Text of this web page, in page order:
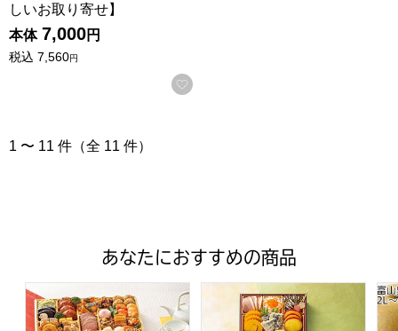
しいお取り寄せ】
本体 7,000円
税込 7,560円
お気に入りに登録する
1 〜 11 件（全 11 件）
あなたにおすすめの商品
トップバリュ 和洋中特大二段重「饗宴」(きょうえん)【4
トップバリュ 和風三段重「富